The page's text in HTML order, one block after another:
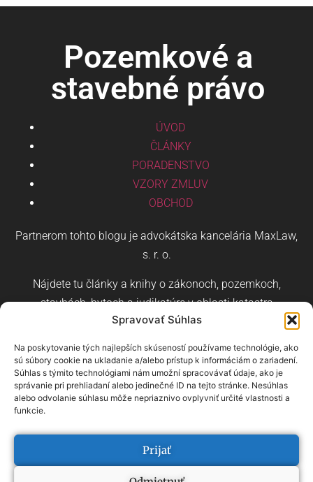
Spravovať Súhlas
Na poskytovanie tých najlepších skúseností používame technológie, ako
sú súbory cookie na ukladanie a/alebo prístup k informáciám o zariadení.
Súhlas s týmito technológiami nám umožní spracovávať údaje, ako je
správanie pri prehliadaní alebo jedinečné ID na tejto stránke. Nesúhlas
alebo odvolanie súhlasu môže nepriaznivo ovplyvniť určité vlastnosti a
funkcie.
Prijať
Pozemkové a
stavebné právo
ÚVOD
ČLÁNKY
PORADENSTVO
VZORY ZMLUV
OBCHOD
Partnerom tohto blogu je advokátska kancelária MaxLaw,
s. r. o.
Nájdete tu články a knihy o zákonoch, pozemkoch,
stavbách, bytoch a judikatúre v oblasti katastra
nehnuteľností a stavebného práva.
Angličtina Nemčina
prehľad pojmov–prehľad kategórií